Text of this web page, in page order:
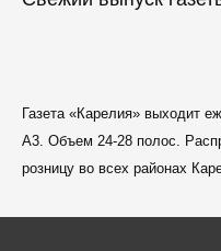
Газета «Карелия» выходит
A3. Объем 24-28 полос.
розницу во всех районах